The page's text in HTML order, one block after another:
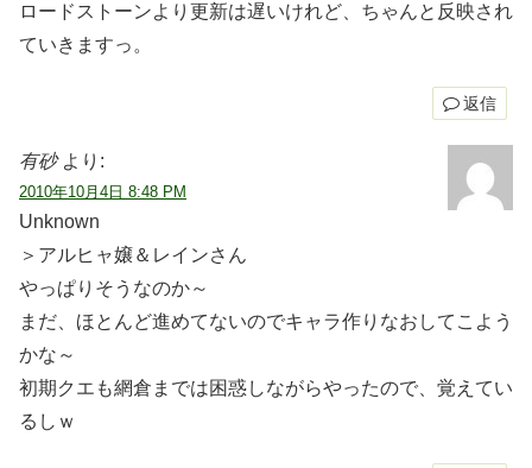
ロードストーンより更新は遅いけれど、ちゃんと反映され
ていきますっ。
返信
有砂 より:
2010年10月4日 8:48 PM
Unknown
＞アルヒャ嬢＆レインさん
やっぱりそうなのか～
まだ、ほとんど進めてないのでキャラ作りなおしてこよう
かな～
初期クエも網倉までは困惑しながらやったので、覚えてい
るしｗ